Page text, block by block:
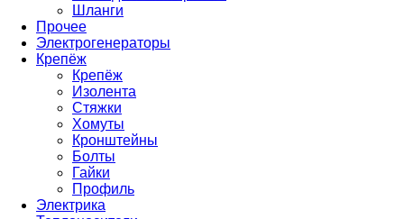
Шланги
Прочее
Электрогенераторы
Крепёж
Крепёж
Изолента
Стяжки
Хомуты
Кронштейны
Болты
Гайки
Профиль
Электрика